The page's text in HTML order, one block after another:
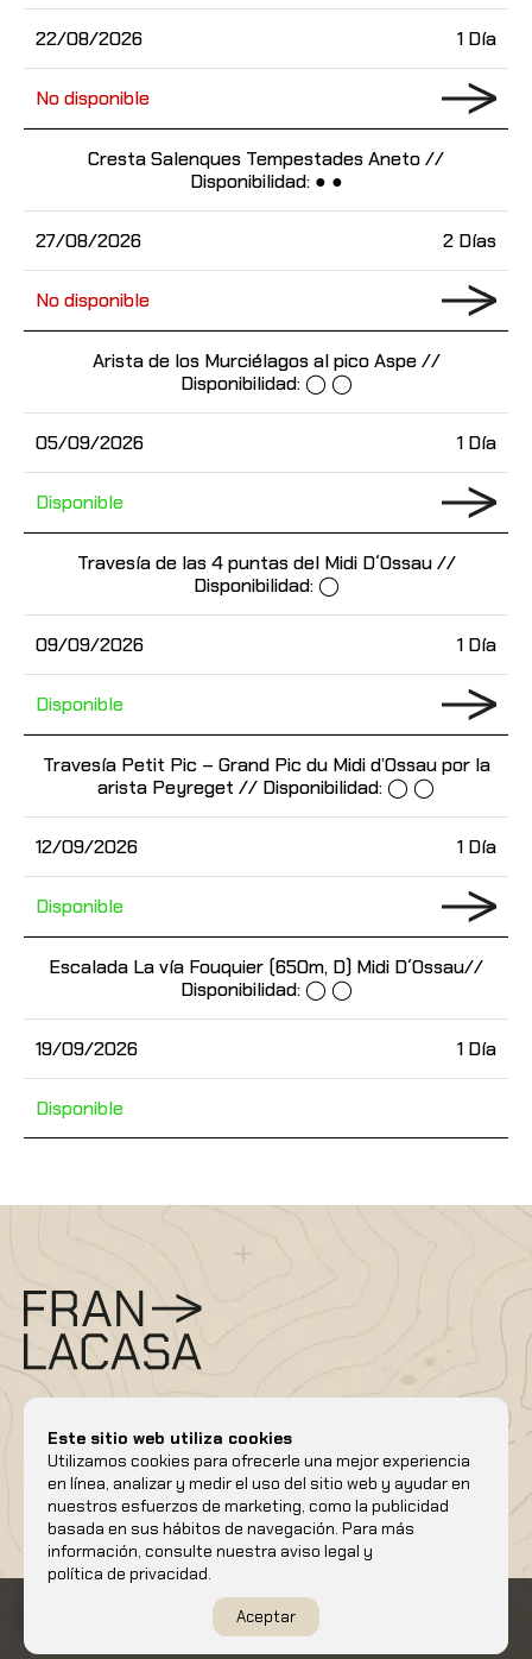
Este sitio web utiliza cookies
Utilizamos cookies para ofrecerle una mejor experiencia
en línea, analizar y medir el uso del sitio web y ayudar en
nuestros esfuerzos de marketing, como la publicidad
basada en sus hábitos de navegación. Para más
información, consulte nuestra aviso legal y
política de privacidad.
Aceptar
22/08/2026 1 Día
No disponible
27/08/2026
Cresta Salenques Tempestades Aneto //
Disponibilidad: ● ●
2 Días
No disponible
05/09/2026
Arista de los Murciélagos al pico Aspe //
Disponibilidad: ◯ ◯
1 Día
Disponible
09/09/2026
Travesía de las 4 puntas del Midi D´Ossau //
Disponibilidad: ◯
1 Día
Disponible
12/09/2026
Travesía Petit Pic – Grand Pic du Midi d’Ossau por la
arista Peyreget // Disponibilidad: ◯ ◯
1 Día
Disponible
19/09/2026
Escalada La vía Fouquier (650m, D) Midi D´Ossau//
Disponibilidad: ◯ ◯
1 Día
Disponible
info@franlacasaguia.es
Móvil/whatsapp+34 686 73 45 50
VeranoInviernoCursosCalendarioBlog
Aviso legalPolítica de privacidad
Condiciones de contratación